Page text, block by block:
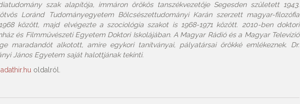
szak alapítója, immáron örökös tanszékvezetője Segesden született 1943.
Loránd Tudományegyetem Bölcsészettudományi Karán szerzett magyar-filozófia
között, majd elvégezte a szociológia szakot is 1968-1971 között. 2010-ben doktori
és Filmművészeti Egyetem Doktori Iskolájában. A Magyar Rádió és a Magyar Televízió
maradandót alkotott, amire egykori tanítványai, pályatársai örökké emlékeznek. Dr.
János Egyetem saját halottjának tekinti.
adathir.hu oldalról.